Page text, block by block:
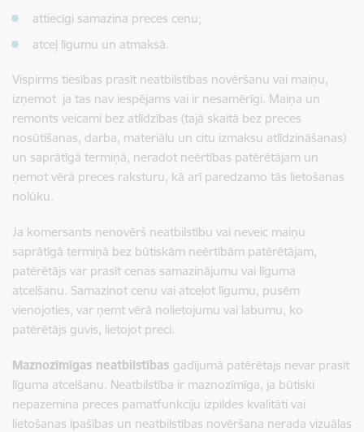
attiecīgi samazina preces cenu;
atceļ līgumu un atmaksā.
Vispirms tiesības prasīt neatbilstības novēršanu vai maiņu,
izņemot ja tas nav iespējams vai ir nesamērīgi. Maiņa un
remonts veicami bez atlīdzības (tajā skaitā bez preces
nosūtīšanas, darba, materiālu un citu izmaksu atlīdzināšanas)
un saprātīgā termiņā, neradot neērtības patērētājam un
ņemot vērā preces raksturu, kā arī paredzamo tās lietošanas
nolūku.
Ja komersants nenovērš neatbilstību vai neveic maiņu
saprātīgā termiņā bez būtiskām neērtībām patērētājam,
patērētājs var prasīt cenas samazinājumu vai līguma
atcelšanu. Samazinot cenu vai atceļot līgumu, pusēm
vienojoties, var ņemt vērā nolietojumu vai labumu, ko
patērētājs guvis, lietojot preci.
Maznozīmīgas neatbilstības gadījumā patērētajs nevar prasīt
līguma atcelšanu. Neatbilstība ir maznozīmīga, ja būtiski
nepazemina preces pamatfunkciju izpildes kvalitāti vai
lietošanas īpašības un neatbilstības novēršana nerada vizuālas